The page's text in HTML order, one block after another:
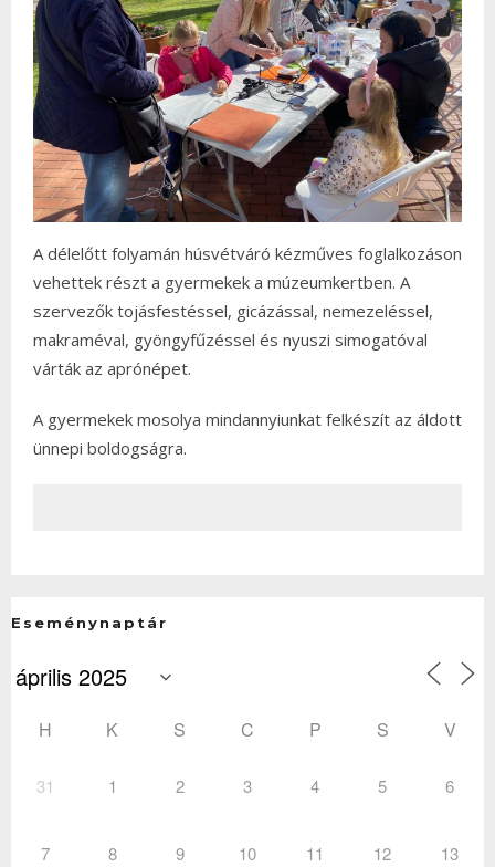
A délelőtt folyamán húsvétváró kézműves foglalkozáson
vehettek részt a gyermekek a múzeumkertben. A
szervezők tojásfestéssel, gicázással, nemezeléssel,
makraméval, gyöngyfűzéssel és nyuszi simogatóval
várták az aprónépet.
A gyermekek mosolya mindannyiunkat felkészít az áldott
ünnepi boldogságra.
Eseménynaptár
H K S C P S V
31 1 2 3 4 5 6
7 8 9 10 11 12 13